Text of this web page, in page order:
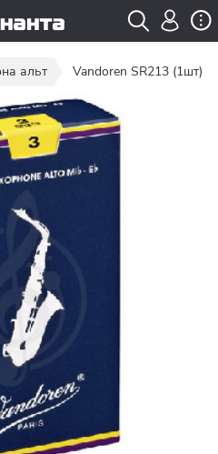
альт Vandoren SR213 (1шт)